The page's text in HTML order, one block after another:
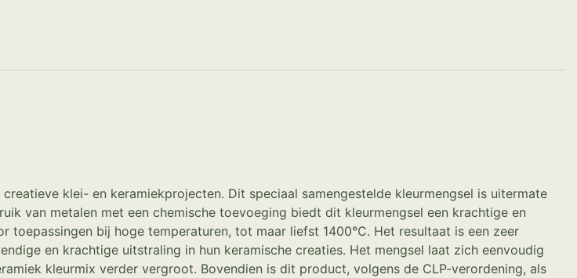
klei- en keramiekprojecten. Dit speciaal samengestelde kleurmengsel is uitermate
van metalen met een chemische toevoeging biedt dit kleurmengsel een krachtige en
bij hoge temperaturen, tot maar liefst 1400°C. Het resultaat is een zeer
en krachtige uitstraling in hun keramische creaties. Het mengsel laat zich eenvoudig
kleurmix verder vergroot. Bovendien is dit product, volgens de CLP-verordening, als